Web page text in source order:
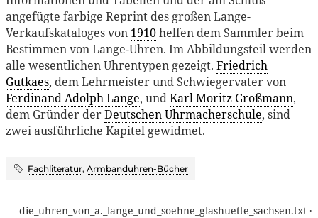
angefügte farbige Reprint des großen Lange-
Verkaufskataloges von 1910helfen dem Sammler beim
Bestimmen von Lange-Uhren. Im Abbildungsteil werden
alle wesentlichen Uhrentypen gezeigt. Friedrich
Gutkaes, dem Lehrmeister und Schwiegervater von
Ferdinand Adolph Lange, undKarl Moritz Großmann,
dem Gründer derDeutschen Uhrmacherschule, sind
zwei ausführliche Kapitel gewidmet.
Fachliteratur, Armbanduhren-Bücher
die_uhren_von_a._lange_und_soehne_glashuette_sachsen.txt ·